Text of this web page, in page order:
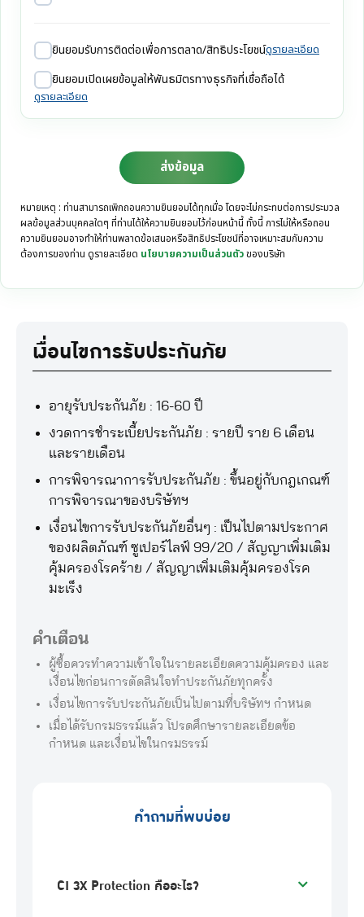
ยินยอมรับการติดต่อเพื่อการตลาด/สิทธิประโยชน์ดูรายละเอียด
ยินยอมเปิดเผยข้อมูลให้พันธมิตรทางธุรกิจที่เชื่อถือได้
ดูรายละเอียด
ส่งข้อมูล
หมายเหตุ : ท่านสามารถเพิกถอนความยินยอมได้ทุกเมื่อ โดยจะไม่กระทบต่อการประมวล
ผลข้อมูลส่วนบุคคลใดๆ ที่ท่านได้ให้ความยินยอมไว้ก่อนหน้านี้ ทั้งนี้ การไม่ให้หรือถอน
ความยินยอมอาจทำให้ท่านพลาดข้อเสนอหรือสิทธิประโยชน์ที่อาจเหมาะสมกับความ
ต้องการของท่าน ดูรายละเอียด นโยบายความเป็นส่วนตัวของบริษัท
เงื่อนไขการรับประกันภัย
งวดการชำระเบี้ยประกันภัย : รายปี ราย 6 เดือน
การพิจารณาการรับประกันภัย : ขึ้นอยู่กับกฎเกณฑ์
เงื่อนไขการรับประกันภัยอื่นๆ : เป็นไปตามประกาศ
ของผลิตภัณฑ์ ซูเปอร์ไลฟ์ 99/20 / สัญญาเพิ่มเติม
คุ้มครองโรคร้าย / สัญญาเพิ่มเติมคุ้มครองโรค
คำเตือน
ผู้ซื้อควรทำความเข้าใจในรายละเอียดความคุ้มครอง และ
เมื่อได้รับกรมธรรม์แล้ว โปรดศึกษารายละเอียดข้อ
คำถามที่พบบ่อย
CI 3X Protection คืออะไร?